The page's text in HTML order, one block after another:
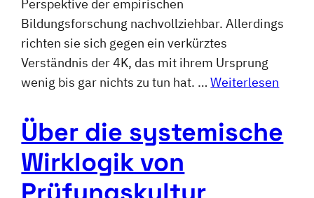
Perspektive der empirischen
Bildungsforschung nachvollziehbar. Allerdings
richten sie sich gegen ein verkürztes
Verständnis der 4K, das mit ihrem Ursprung
wenig bis gar nichts zu tun hat. …Weiterlesen
Über die systemische
Wirklogik von